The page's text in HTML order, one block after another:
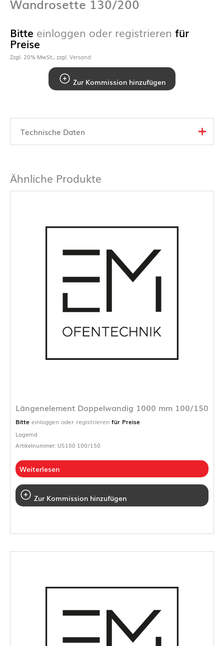
Wandrosette 130/200
Bitte einloggen oder registrieren für
Preise
Zzgl. 20% MwSt., zzgl. Versand
Zur Kommission hinzufügen
Technische Daten
Ähnliche Produkte
Längenelement Doppelwandig 1000 mm 100/150
Bitte einloggen oder registrieren für Preise
Lagernd
Artikelnummer: US100 100/150
Weiterlesen
Zur Kommission hinzufügen